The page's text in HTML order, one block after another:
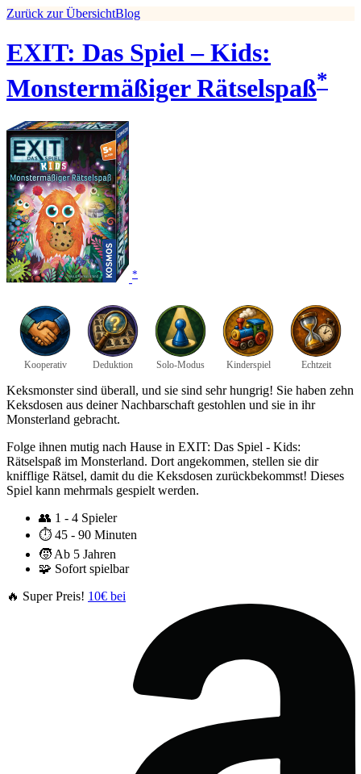
Zurück zur ÜbersichtBlog
EXIT: Das Spiel – Kids:
Monstermäßiger Rätselspaß*
*
Kooperativ Deduktion Solo-Modus Kinderspiel Echtzeit
Keksmonster sind überall, und sie sind sehr hungrig! Sie haben zehn
Keksdosen aus deiner Nachbarschaft gestohlen und sie in ihr
Monsterland gebracht.
Folge ihnen mutig nach Hause in EXIT: Das Spiel - Kids:
Rätselspaß im Monsterland. Dort angekommen, stellen sie dir
knifflige Rätsel, damit du die Keksdosen zurückbekommst! Dieses
Spiel kann mehrmals gespielt werden.
👥 1 - 4 Spieler
⏱️ 45 - 90 Minuten
🧒 Ab 5 Jahren
🧩 Sofort spielbar
🔥 Super Preis! 10€ bei